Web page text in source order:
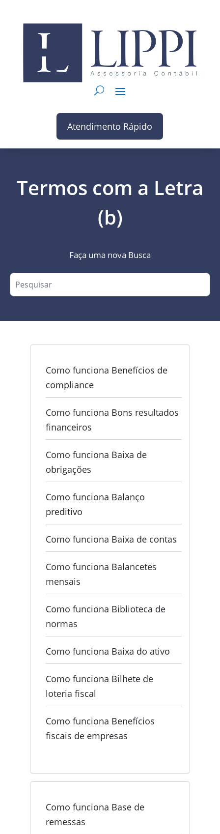
Atendimento Rápido
Termos com a Letra
(b)
Faça uma nova Busca
Como funciona Benefícios de
compliance
Como funciona Bons resultados
financeiros
Como funciona Baixa de
obrigações
Como funciona Balanço
preditivo
Como funciona Baixa de contas
Como funciona Balancetes
mensais
Como funciona Biblioteca de
normas
Como funciona Baixa do ativo
Como funciona Bilhete de
loteria fiscal
Como funciona Benefícios
fiscais de empresas
Como funciona Base de
remessas